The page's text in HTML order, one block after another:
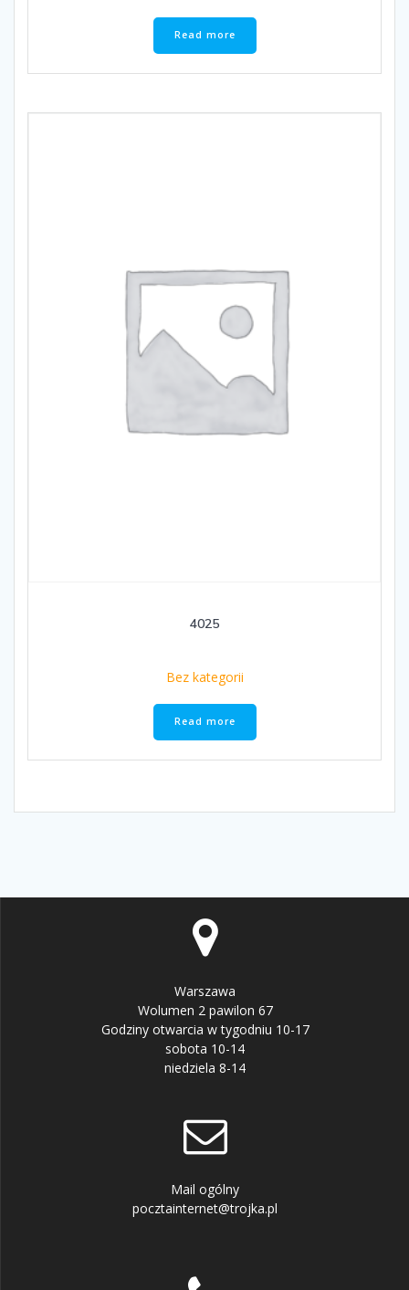
Read more
4025
Bez kategorii
Read more
Warszawa
Wolumen 2 pawilon 67
Godziny otwarcia w tygodniu 10-17
sobota 10-14
niedziela 8-14
Mail ogólny
pocztainternet@trojka.pl